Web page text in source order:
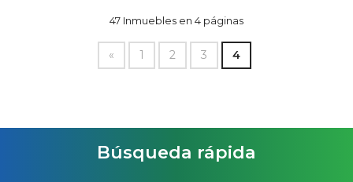
47 Inmuebles en 4 páginas
« 1 2 3 4
Búsqueda rápida